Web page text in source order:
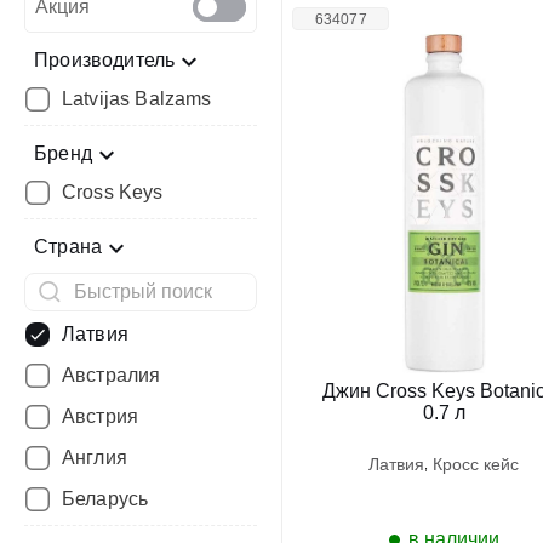
Акция
Производитель
Latvijas Balzams
Бренд
Cross Keys
Страна
Латвия
Австралия
Австрия
Англия
Беларусь
634077
Джин Cross Keys
0.7 л
латвия кросс кейс
в наличии